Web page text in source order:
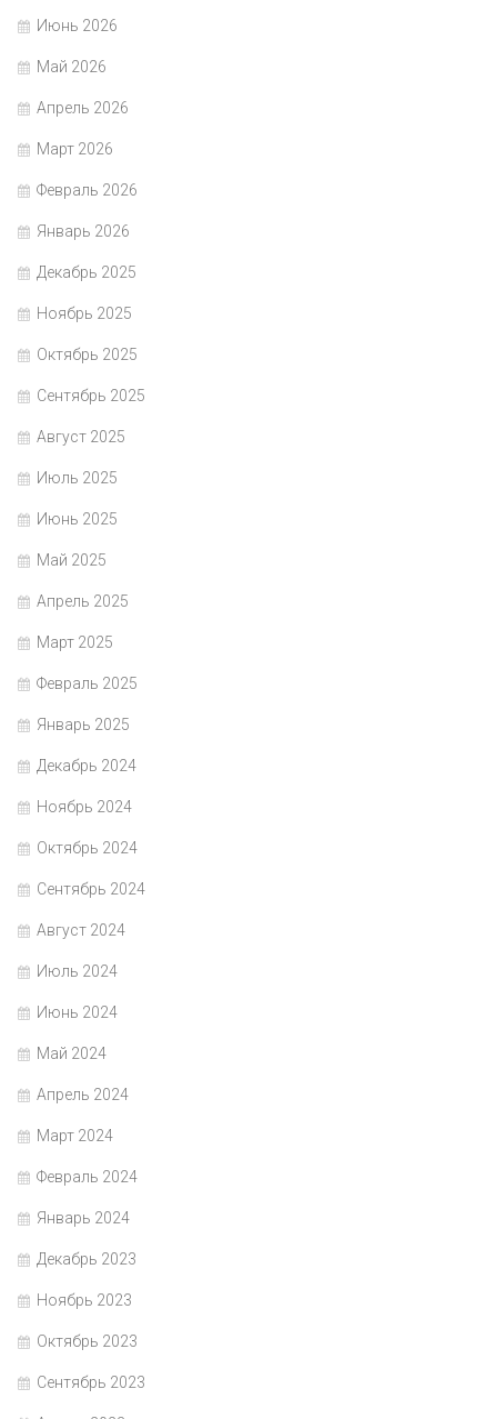
Июнь 2026
Май 2026
Апрель 2026
Март 2026
Февраль 2026
Январь 2026
Декабрь 2025
Ноябрь 2025
Октябрь 2025
Сентябрь 2025
Август 2025
Июль 2025
Июнь 2025
Май 2025
Апрель 2025
Март 2025
Февраль 2025
Январь 2025
Декабрь 2024
Ноябрь 2024
Октябрь 2024
Сентябрь 2024
Август 2024
Июль 2024
Июнь 2024
Май 2024
Апрель 2024
Март 2024
Февраль 2024
Январь 2024
Декабрь 2023
Ноябрь 2023
Октябрь 2023
Сентябрь 2023